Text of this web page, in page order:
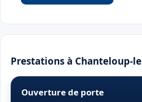
Prestations à Chanteloup-
Ouverture de porte